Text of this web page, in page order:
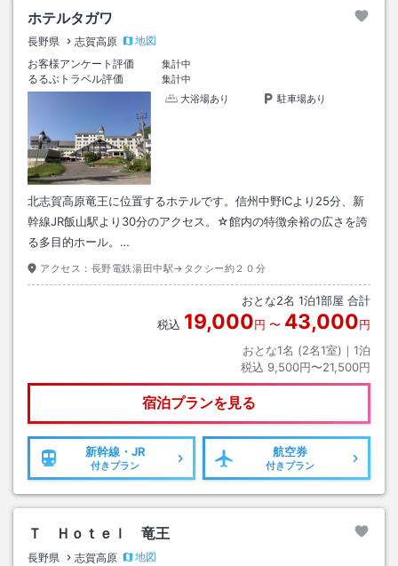
ホテルタガワ
長野県 志賀高原
地図
お客様アンケート評価
集計中
るるぶトラベル評価
集計中
大浴場あり
駐車場あり
北志賀高原竜王に位置するホテルです。信州中野ICより25分、新
幹線JR飯山駅より30分のアクセス。☆館内の特徴余裕の広さを誇
る多目的ホール。…
アクセス： 長野電鉄湯田中駅→タクシー約２０分
おとな2名 1泊1部屋 合計
税込 19,000円 〜 43,000円
おとな1名 (2名1室)｜ 1泊
税込 9,500円〜21,500円
宿泊プランを見る
新幹線・JR
付きプラン
航空券
付きプラン
Ｔ Ｈｏｔｅｌ 竜王
長野県 志賀高原
地図